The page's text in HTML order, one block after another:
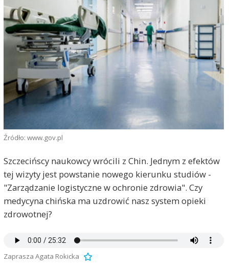
Źródło: www.gov.pl
Szczecińscy naukowcy wrócili z Chin. Jednym z efektów
tej wizyty jest powstanie nowego kierunku studiów -
"Zarządzanie logistyczne w ochronie zdrowia". Czy
medycyna chińska ma uzdrowić nasz system opieki
zdrowotnej?
Zaprasza Agata Rokicka